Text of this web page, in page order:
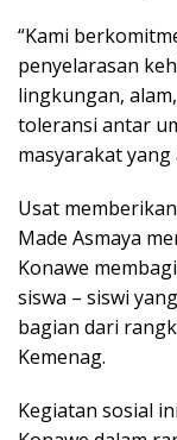
“Kami
penyelarasan
lingkungan,
toleransi antar
masyarakat
Usat
Made Asmaya
Konawe
siswa – siswi
bagian dari
Kemenag.
Kegiatan sosial